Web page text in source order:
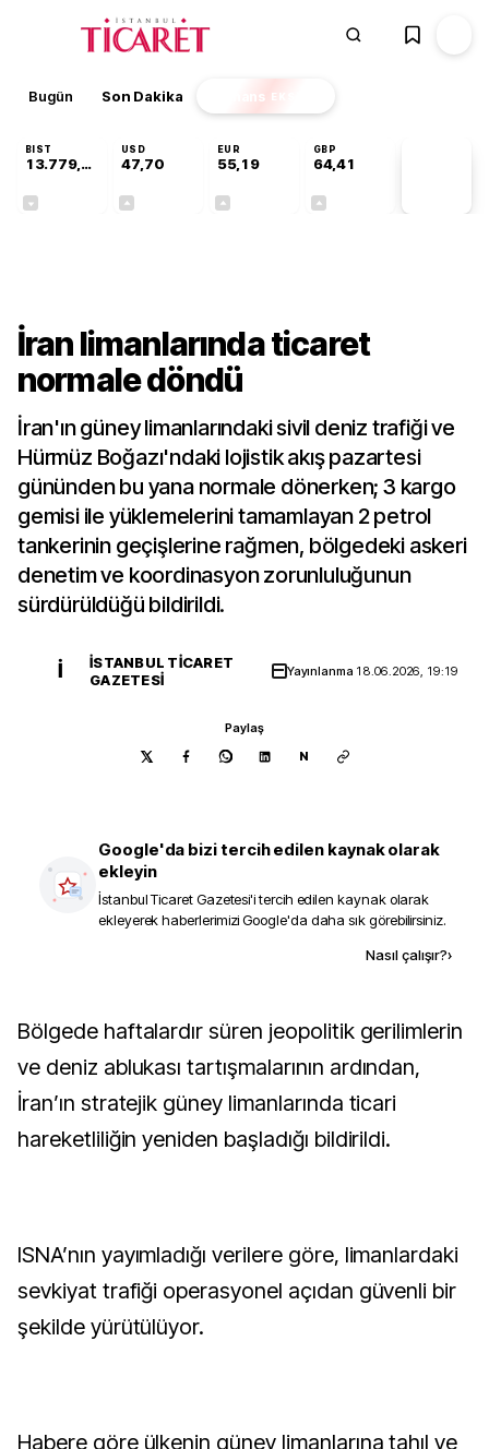
Bugün Son Dakika Finans EKSTRA
BIST
13.779,39
USD
47,70
EUR
55,19
GBP
64,41
İran limanlarında ticaret
normale döndü
İran'ın güney limanlarındaki sivil deniz trafiği ve
Hürmüz Boğazı'ndaki lojistik akış pazartesi
gününden bu yana normale dönerken; 3 kargo
gemisi ile yüklemelerini tamamlayan 2 petrol
tankerinin geçişlerine rağmen, bölgedeki askeri
denetim ve koordinasyon zorunluluğunun
sürdürüldüğü bildirildi.
İ
İSTANBUL TICARET
GAZETESI
Yayınlanma 18.06.2026, 19:19
Paylaş
N
Google'da bizi tercih edilen kaynak olarak
ekleyin
İstanbul Ticaret Gazetesi'i tercih edilen kaynak olarak
ekleyerek haberlerimizi Google'da daha sık görebilirsiniz.
Nasıl çalışır?›
Bölgede haftalardır süren jeopolitik gerilimlerin
ve deniz ablukası tartışmalarının ardından,
İran’ın stratejik güney limanlarında ticari
hareketliliğin yeniden başladığı bildirildi.
ISNA’nın yayımladığı verilere göre, limanlardaki
sevkiyat trafiği operasyonel açıdan güvenli bir
şekilde yürütülüyor.
Habere göre ülkenin güney limanlarına tahıl ve